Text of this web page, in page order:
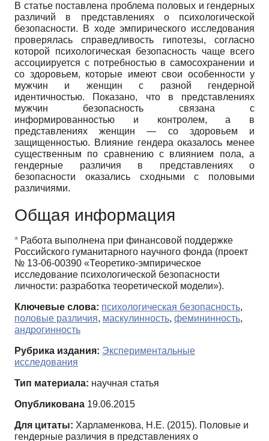
В статье поставлена проблема половых и гендерных
различий в представлениях о психологической
безопасности. В ходе эмпирического исследования
проверялась справедливость гипотезы, согласно
которой психологическая безопасность чаще всего
ассоциируется с потребностью в самосохранении и
со здоровьем, которые имеют свои особенности у
мужчин и женщин с разной гендерной
идентичностью. Показано, что в представлениях
мужчин безопасность связана с
информированностью и контролем, а в
представлениях женщин — со здоровьем и
защищенностью. Влияние гендера оказалось менее
существенным по сравнению с влиянием пола, а
гендерные различия в представлениях о
безопасности оказались сходными с половыми
различиями.
Общая информация
* Работа выполнена при финансовой поддержке
Российского гуманитарного научного фонда (проект
№ 13-06-00390 «Теоретико-эмпирическое
исследование психологической безопасности
личности: разработка теоретической модели»).
Ключевые слова: психологическая безопасность,
половые различия, маскулинность, фемининность,
андрогинность
Рубрика издания: Экспериментальные
исследования
Тип материала: научная статья
Опубликована 19.06.2015
Для цитаты: Харламенкова, Н.Е. (2015). Половые и
гендерные различия в представлениях о